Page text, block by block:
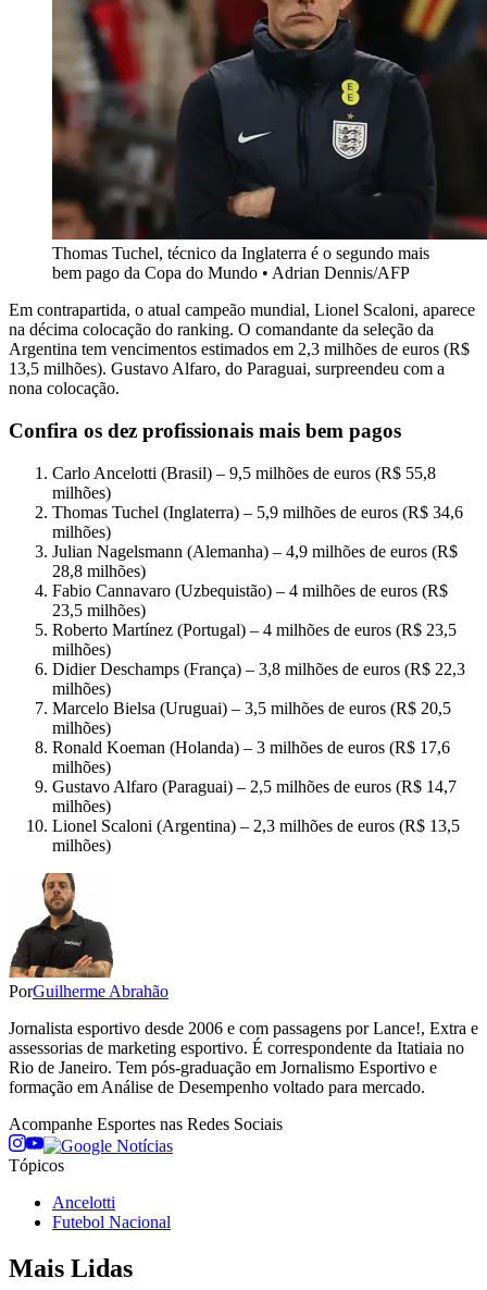
Thomas Tuchel, técnico da Inglaterra é o segundo mais
bem pago da Copa do Mundo • Adrian Dennis/AFP
Em contrapartida, o atual campeão mundial, Lionel Scaloni, aparece
na décima colocação do ranking. O comandante da seleção da
Argentina tem vencimentos estimados em 2,3 milhões de euros (R$
13,5 milhões). Gustavo Alfaro, do Paraguai, surpreendeu com a
nona colocação.
Confira os dez profissionais mais bem pagos
Carlo Ancelotti (Brasil) – 9,5 milhões de euros (R$ 55,8
milhões)
Thomas Tuchel (Inglaterra) – 5,9 milhões de euros (R$ 34,6
milhões)
Julian Nagelsmann (Alemanha) – 4,9 milhões de euros (R$
28,8 milhões)
Fabio Cannavaro (Uzbequistão) – 4 milhões de euros (R$
23,5 milhões)
Roberto Martínez (Portugal) – 4 milhões de euros (R$ 23,5
milhões)
Didier Deschamps (França) – 3,8 milhões de euros (R$ 22,3
milhões)
Marcelo Bielsa (Uruguai) – 3,5 milhões de euros (R$ 20,5
milhões)
Ronald Koeman (Holanda) – 3 milhões de euros (R$ 17,6
milhões)
Gustavo Alfaro (Paraguai) – 2,5 milhões de euros (R$ 14,7
milhões)
Lionel Scaloni (Argentina) – 2,3 milhões de euros (R$ 13,5
milhões)
PorGuilherme Abrahão
Jornalista esportivo desde 2006 e com passagens por Lance!, Extra e
assessorias de marketing esportivo. É correspondente da Itatiaia no
Rio de Janeiro. Tem pós-graduação em Jornalismo Esportivo e
formação em Análise de Desempenho voltado para mercado.
Acompanhe Esportes nas Redes Sociais
Tópicos
Ancelotti
Futebol Nacional
Mais Lidas